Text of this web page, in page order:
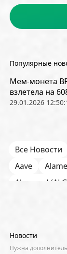
Популярные
Мем-монета
взлетела на
29.01.2026
Все Новости
Aave
Algorand
Aster
Binance
BIS
Новости
Нужна